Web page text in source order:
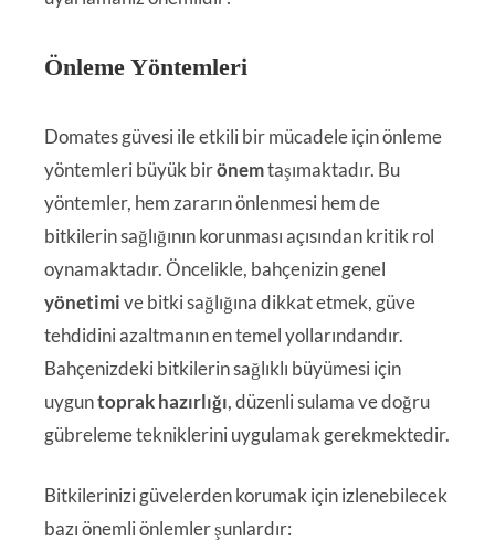
Önleme Yöntemleri
Domates güvesi ile etkili bir mücadele için önleme
yöntemleri büyük birönemtaşımaktadır. Bu
yöntemler, hem zararın önlenmesi hem de
bitkilerin sağlığının korunması açısından kritik rol
oynamaktadır. Öncelikle, bahçenizin genel
yönetimive bitki sağlığına dikkat etmek, güve
tehdidini azaltmanın en temel yollarındandır.
Bahçenizdeki bitkilerin sağlıklı büyümesi için
uyguntoprak hazırlığı, düzenli sulama ve doğru
gübreleme tekniklerini uygulamak gerekmektedir.
Bitkilerinizi güvelerden korumak için izlenebilecek
bazı önemli önlemler şunlardır: